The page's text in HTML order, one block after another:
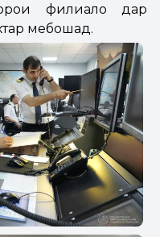
филиалҳо дар
мебошад.